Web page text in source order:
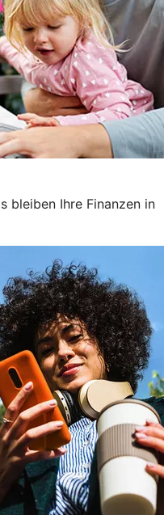
bleiben Ihre Finanzen in